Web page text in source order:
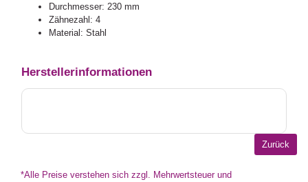
Durchmesser: 230 mm
Zähnezahl: 4
Material: Stahl
Herstellerinformationen
*Alle Preise verstehen sich zzgl. Mehrwertsteuer und